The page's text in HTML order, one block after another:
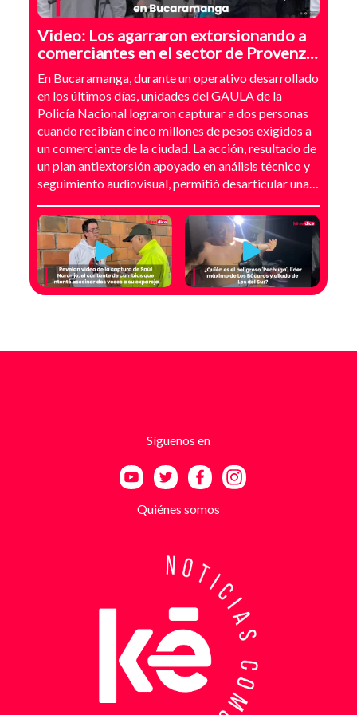
Video: Los agarraron extorsionando a
comerciantes en el sector de Provenza,
Bucaramanga
En Bucaramanga, durante un operativo desarrollado
en los últimos días, unidades del GAULA de la
Policía Nacional lograron capturar a dos personas
cuando recibían cinco millones de pesos exigidos a
un comerciante de la ciudad. La acción, resultado de
un plan antiextorsión apoyado en análisis técnico y
seguimiento audiovisual, permitió desarticular una
digitales, suplantación de grupos armados y presión
directa sobre establecimientos comerciales. La
investigación no comenzó con la captura, sino con el
temor de un comerciante que empezó a recibir
mensajes y llamadas en las que le exigían dinero a
a las amenazas. Las exigencias económicas variaban
entre uno y cinco millones de pesos, dependiendo de
la supuesta “capacidad de pago” de cada víctima. A
antiextorsión que se extendió por varios sectores
investigadores revisaron más de 200 cámaras de
seguridad públicas y privadas, además de analizar
cerca de 300 horas de grabaciones, con el objetivo
de reconstruir los movimientos de los sospechosos
y establecer patrones de comportamiento. Ese
seguimiento permitió identificar no solo el punto y
la modalidad de entrega del dinero, sino también la
posible existencia de otras víctimas que habrían
sido contactadas bajo el mismo esquema de
intimidación. Con la información recopilada, se
Síguenos en
Quiénes somos